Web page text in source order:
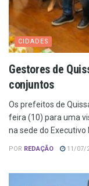
CIDADES
Gestores de
conjuntos
Os prefeitos de
feira (10) para uma
na sede do Executivo
POR REDAÇÃO 11/07/